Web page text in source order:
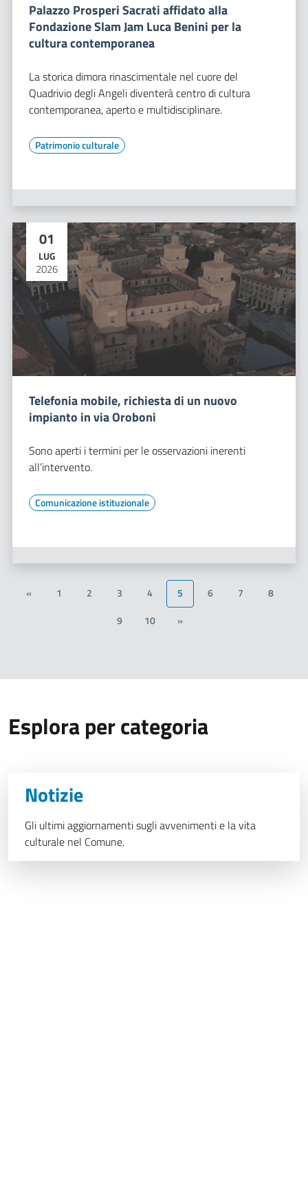
Palazzo Prosperi Sacrati affidato alla
Fondazione Slam Jam Luca Benini per la
cultura contemporanea
La storica dimora rinascimentale nel cuore del
Quadrivio degli Angeli diventerà centro di cultura
contemporanea, aperto e multidisciplinare.
Patrimonio culturale
01
LUG
2026
Telefonia mobile, richiesta di un nuovo
impianto in via Oroboni
Sono aperti i termini per le osservazioni inerenti
all’intervento.
Comunicazione istituzionale
« 1 2 3 4 5 6 7
8
9
10 »
Esplora per categoria
Notizie
Gli ultimi aggiornamenti sugli avvenimenti e la vita
culturale nel Comune.